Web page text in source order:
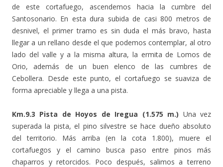
de este cortafuego, ascendemos hacia la cumbre del
Santosonario. En esta dura subida de casi 800 metros de
desnivel, el primer tramo es sin duda el más bravo, hasta
llegar a un rellano desde el que podemos contemplar, al otro
lado del valle y a la misma altura, la ermita de Lomos de
Orio, además de un buen elenco de las cumbres de
Cebollera. Desde este punto, el cortafuego se suaviza de
forma apreciable y llega a una pista.
Km.9.3 Pista de Hoyos de Iregua (1.575 m.) Una vez
superada la pista, el pino silvestre se hace dueño absoluto
del territorio. Más arriba (en la cota 1.800), muere el
cortafuegos y el camino busca paso entre pinos más
chaparros y retorcidos. Poco después, salimos a terreno